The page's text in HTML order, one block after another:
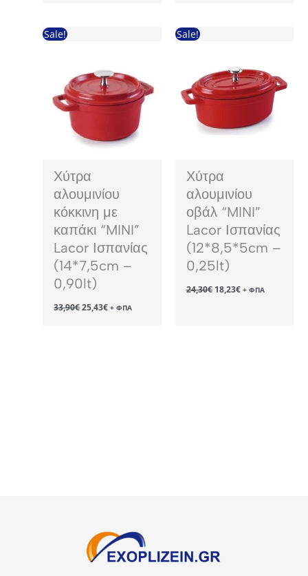
Sale!
Χύτρα
αλουμινίου
κόκκινη με
καπάκι “MINI”
Lacor Ισπανίας
(14*7,5cm –
0,90lt)
33,90€Original
price
25,43€Η+ ΦΠΑ
Sale!
Χύτρα
αλουμινίου
οβάλ “MINI”
Lacor Ισπανίας
(12*8,5*5cm –
0,25lt)
24,30€ Original
price
18,23€Η+ ΦΠΑ